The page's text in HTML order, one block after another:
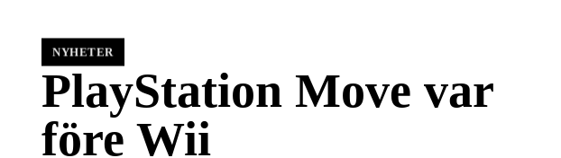
NYHETER
PlayStation Move var
före Wii